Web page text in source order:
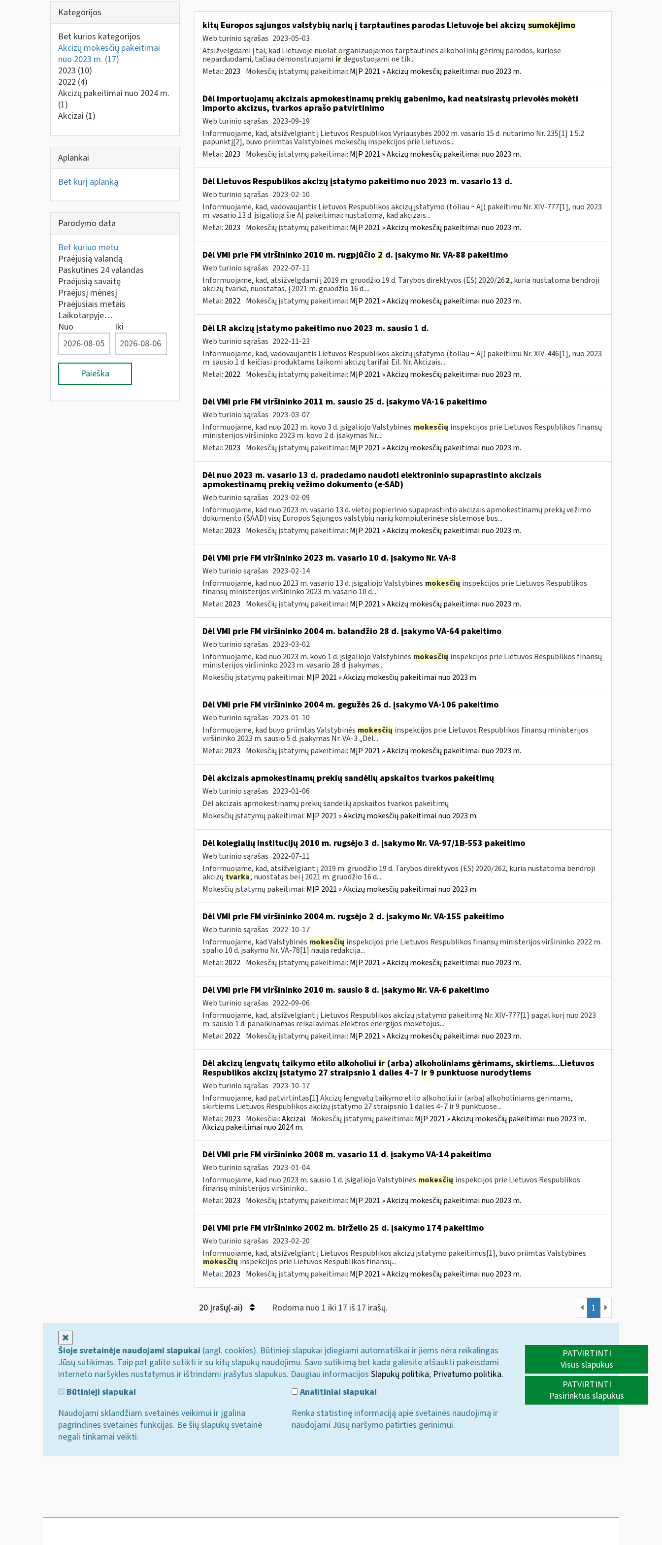
Kategorijos
Bet kurios kategorijos
Akcizų mokesčių pakeitimai
nuo 2023 m. (17)
2023 (10)
2022 (4)
Akcizų pakeitimai nuo 2024 m.
(1)
Akcizai (1)
Aplankai
Bet kurį aplanką
Parodymo data
Bet kuriuo metu
Praėjusią valandą
Paskutines 24 valandas
Praėjusią savaitę
Praėjusį mėnesį
Praėjusiais metais
Laikotarpyje…
Nuo
Iki
Paieška
kitų Europos sąjungos valstybių narių į tarptautines parodas Lietuvoje bei akcizų sumokėjimo
Web turinio sąrašas 2023-05-03
Atsižvelgdami į tai, kad Lietuvoje nuolat organizuojamos tarptautinės alkoholinių gėrimų parodos, kuriose
neparduodami, tačiau demonstruojami ir degustuojami ne tik...
Metai: 2023 Mokesčių įstatymų pakeitimai: MĮP 2021 » Akcizų mokesčių pakeitimai nuo 2023 m.
Dėl importuojamų akcizais apmokestinamų prekių gabenimo, kad neatsirastų prievolės mokėti
importo akcizus, tvarkos aprašo patvirtinimo
Web turinio sąrašas 2023-09-19
Informuojame, kad, atsižvelgiant į Lietuvos Respublikos Vyriausybės 2002 m. vasario 15 d. nutarimo Nr. 235[1] 1.5.2
papunktį[2], buvo priimtas Valstybinės mokesčių inspekcijos prie Lietuvos...
Metai: 2023 Mokesčių įstatymų pakeitimai: MĮP 2021 » Akcizų mokesčių pakeitimai nuo 2023 m.
Dėl Lietuvos Respublikos akcizų įstatymo pakeitimo nuo 2023 m. vasario 13 d.
Web turinio sąrašas 2023-02-10
Informuojame, kad, vadovaujantis Lietuvos Respublikos akcizų įstatymo (toliau − AĮ) pakeitimu Nr. XIV-777[1], nuo 2023
m. vasario 13 d. įsigalioja šie AĮ pakeitimai: nustatoma, kad akcizais...
Metai: 2023 Mokesčių įstatymų pakeitimai: MĮP 2021 » Akcizų mokesčių pakeitimai nuo 2023 m.
Dėl VMI prie FM viršininko 2010 m. rugpjūčio 2 d. įsakymo Nr. VA-88 pakeitimo
Web turinio sąrašas 2022-07-11
Informuojame, kad, atsižvelgdami į 2019 m. gruodžio 19 d. Tarybos direktyvos (ES) 2020/262, kuria nustatoma bendroji
akcizų tvarka, nuostatas, į 2021 m. gruodžio 16 d....
Metai: 2022 Mokesčių įstatymų pakeitimai: MĮP 2021 » Akcizų mokesčių pakeitimai nuo 2023 m.
Dėl LR akcizų įstatymo pakeitimo nuo 2023 m. sausio 1 d.
Web turinio sąrašas 2022-11-23
Informuojame, kad, vadovaujantis Lietuvos Respublikos akcizų įstatymo (toliau − AĮ) pakeitimu Nr. XIV-446[1], nuo 2023
m. sausio 1 d. keičiasi produktams taikomi akcizų tarifai: Eil. Nr. Akcizais...
Metai: 2022 Mokesčių įstatymų pakeitimai: MĮP 2021 » Akcizų mokesčių pakeitimai nuo 2023 m.
Dėl VMI prie FM viršininko 2011 m. sausio 25 d. įsakymo VA-16 pakeitimo
Web turinio sąrašas 2023-03-07
Informuojame, kad nuo 2023 m. kovo 3 d. įsigaliojo Valstybinės mokesčių inspekcijos prie Lietuvos Respublikos finansų
ministerijos viršininko 2023 m. kovo 2 d. įsakymas Nr....
Metai: 2023 Mokesčių įstatymų pakeitimai: MĮP 2021 » Akcizų mokesčių pakeitimai nuo 2023 m.
Dėl nuo 2023 m. vasario 13 d. pradedamo naudoti elektroninio supaprastinto akcizais
apmokestinamų prekių vežimo dokumento (e-SAD)
Web turinio sąrašas 2023-02-09
Informuojame, kad nuo 2023 m. vasario 13 d. vietoj popierinio supaprastinto akcizais apmokestinamų prekių vežimo
dokumento (SAAD) visų Europos Sąjungos valstybių narių kompiuterinėse sistemose bus...
Metai: 2023 Mokesčių įstatymų pakeitimai: MĮP 2021 » Akcizų mokesčių pakeitimai nuo 2023 m.
Dėl VMI prie FM viršininko 2023 m. vasario 10 d. įsakymo Nr. VA-8
Web turinio sąrašas 2023-02-14
Informuojame, kad nuo 2023 m. vasario 13 d. įsigaliojo Valstybinės mokesčių inspekcijos prie Lietuvos Respublikos
finansų ministerijos viršininko 2023 m. vasario 10 d....
Metai: 2023 Mokesčių įstatymų pakeitimai: MĮP 2021 » Akcizų mokesčių pakeitimai nuo 2023 m.
Dėl VMI prie FM viršininko 2004 m. balandžio 28 d. įsakymo VA-64 pakeitimo
Web turinio sąrašas 2023-03-02
Informuojame, kad nuo 2023 m. kovo 1 d. įsigaliojo Valstybinės mokesčių inspekcijos prie Lietuvos Respublikos finansų
ministerijos viršininko 2023 m. vasario 28 d. įsakymas...
Mokesčių įstatymų pakeitimai: MĮP 2021 » Akcizų mokesčių pakeitimai nuo 2023 m.
Dėl VMI prie FM viršininko 2004 m. gegužės 26 d. įsakymo VA-106 pakeitimo
Web turinio sąrašas 2023-01-10
Informuojame, kad buvo priimtas Valstybinės mokesčių inspekcijos prie Lietuvos Respublikos finansų ministerijos
viršininko 2023 m. sausio 5 d. įsakymas Nr. VA-3 „Dėl...
Metai: 2023 Mokesčių įstatymų pakeitimai: MĮP 2021 » Akcizų mokesčių pakeitimai nuo 2023 m.
Dėl akcizais apmokestinamų prekių sandėlių apskaitos tvarkos pakeitimų
Web turinio sąrašas 2023-01-06
Dėl akcizais apmokestinamų prekių sandėlių apskaitos tvarkos pakeitimų
Mokesčių įstatymų pakeitimai: MĮP 2021 » Akcizų mokesčių pakeitimai nuo 2023 m.
Dėl kolegialių institucijų 2010 m. rugsėjo 3 d. įsakymo Nr. VA-97/1B-553 pakeitimo
Web turinio sąrašas 2022-07-11
Informuojame, kad, atsižvelgiant į 2019 m. gruodžio 19 d. Tarybos direktyvos (ES) 2020/262, kuria nustatoma bendroji
akcizų tvarka, nuostatas bei į 2021 m. gruodžio 16 d....
Mokesčių įstatymų pakeitimai: MĮP 2021 » Akcizų mokesčių pakeitimai nuo 2023 m.
Dėl VMI prie FM viršininko 2004 m. rugsėjo 2 d. įsakymo Nr. VA-155 pakeitimo
Web turinio sąrašas 2022-10-17
Informuojame, kad Valstybinės mokesčių inspekcijos prie Lietuvos Respublikos finansų ministerijos viršininko 2022 m.
spalio 10 d. įsakymu Nr. VA-78[1] nauja redakcija...
Metai: 2022 Mokesčių įstatymų pakeitimai: MĮP 2021 » Akcizų mokesčių pakeitimai nuo 2023 m.
Dėl VMI prie FM viršininko 2010 m. sausio 8 d. įsakymo Nr. VA-6 pakeitimo
Web turinio sąrašas 2022-09-06
Informuojame, kad, atsižvelgiant į Lietuvos Respublikos akcizų įstatymo pakeitimą Nr. XIV-777[1] pagal kurį nuo 2023
m. sausio 1 d. panaikinamas reikalavimas elektros energijos mokėtojus...
Metai: 2022 Mokesčių įstatymų pakeitimai: MĮP 2021 » Akcizų mokesčių pakeitimai nuo 2023 m.
Dėl akcizų lengvatų taikymo etilo alkoholiui ir(arba) alkoholiniams gėrimams, skirtiems...Lietuvos
Respublikos akcizų įstatymo 27 straipsnio 1 dalies 4–7 ir9 punktuose nurodytiems
Web turinio sąrašas 2023-10-17
Informuojame, kad patvirtintas[1] Akcizų lengvatų taikymo etilo alkoholiui ir (arba) alkoholiniams gėrimams,
skirtiems Lietuvos Respublikos akcizų įstatymo 27 straipsnio 1 dalies 4–7 ir 9 punktuose...
Metai: 2023 Mokesčiai:Akcizai Mokesčių įstatymų pakeitimai: MĮP 2021 » Akcizų mokesčių pakeitimai nuo 2023 m.
Akcizų pakeitimai nuo 2024 m.
Dėl VMI prie FM viršininko 2008 m. vasario 11 d. įsakymo VA-14 pakeitimo
Web turinio sąrašas 2023-01-04
Informuojame, kad nuo 2023 m. sausio 1 d. įsigaliojo Valstybinės mokesčių inspekcijos prie Lietuvos Respublikos
finansų ministerijos viršininko...
Metai: 2023 Mokesčių įstatymų pakeitimai: MĮP 2021 » Akcizų mokesčių pakeitimai nuo 2023 m.
Dėl VMI prie FM viršininko 2002 m. birželio 25 d. įsakymo 174 pakeitimo
Web turinio sąrašas 2023-02-20
Informuojame, kad, atsižvelgiant į Lietuvos Respublikos akcizų įstatymo pakeitimus[1], buvo priimtas Valstybinės
mokesčių inspekcijos prie Lietuvos Respublikos finansų...
Metai: 2023 Mokesčių įstatymų pakeitimai: MĮP 2021 » Akcizų mokesčių pakeitimai nuo 2023 m.
20 Įrašų(-ai) Rodoma nuo 1 iki 17 iš 17 irašų. 1
Šioje svetainėje naudojami slapukai (angl. cookies). Būtinieji slapukai įdiegiami automatiškai ir jiems nėra reikalingas
Jūsų sutikimas. Taip pat galite sutikti ir su kitų slapukų naudojimu. Savo sutikimą bet kada galėsite atšaukti pakeisdami
interneto naršyklės nustatymus ir ištrindami įrašytus slapukus. Daugiau informacijos Slapukų politika; Privatumo politika.
Būtinieji slapukai
Naudojami sklandžiam svetainės veikimui ir įgalina
pagrindines svetainės funkcijas. Be šių slapukų svetainė
negali tinkamai veikti.
Analitiniai slapukai
Renka statistinę informaciją apie svetainės naudojimą ir
naudojami Jūsų naršymo patirties gerinimui.
PATVIRTINTI
Visus slapukus
PATVIRTINTI
Pasirinktus slapukus